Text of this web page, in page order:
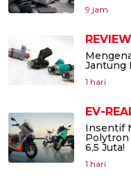
9 jam
REVIEW
Jantung
1 hari
EV-
Insentif
Polytron
6,5 Juta!
1 hari